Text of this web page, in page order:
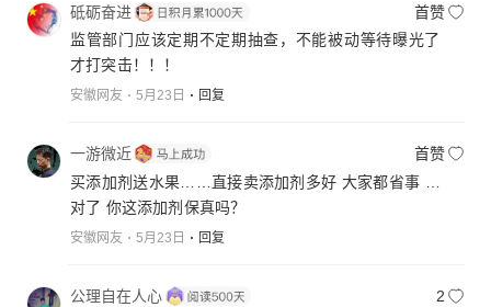
砥砺奋进
首赞
监管部门应该定期不定期抽查，不能被动等待曝光了
才打突击！！！
安徽网友 5月23日 回复
一游微近
首赞
买添加剂送水果……直接卖添加剂多好 大家都省事 …
对了 你这添加剂保真吗？
安徽网友 5月23日 回复
公理自在人心
2